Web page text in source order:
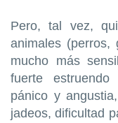
Pero, tal vez,
animales
mucho más
fuerte
pánico y
jadeos, dificultad